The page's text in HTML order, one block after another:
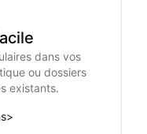
dans vos
ou dossiers
existants.
>